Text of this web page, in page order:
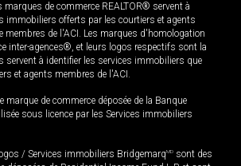
marques de commerce REALTOR® servent à
immobiliers offerts par les courtiers et agents
membres de l'ACI. Les marques d'homologation
inter-agences®, et leurs logos respectifs sont la
servent à identifier les services immobiliers que
et agents membres de l'ACI.
marque de commerce déposée de la Banque
sous licence par les Services immobiliers
/ Services immobiliers BridgemarqMD sont des